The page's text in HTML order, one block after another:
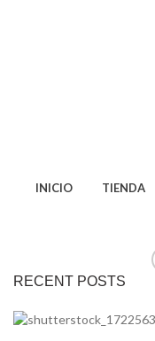
INICIO TIENDA
RECENT POSTS